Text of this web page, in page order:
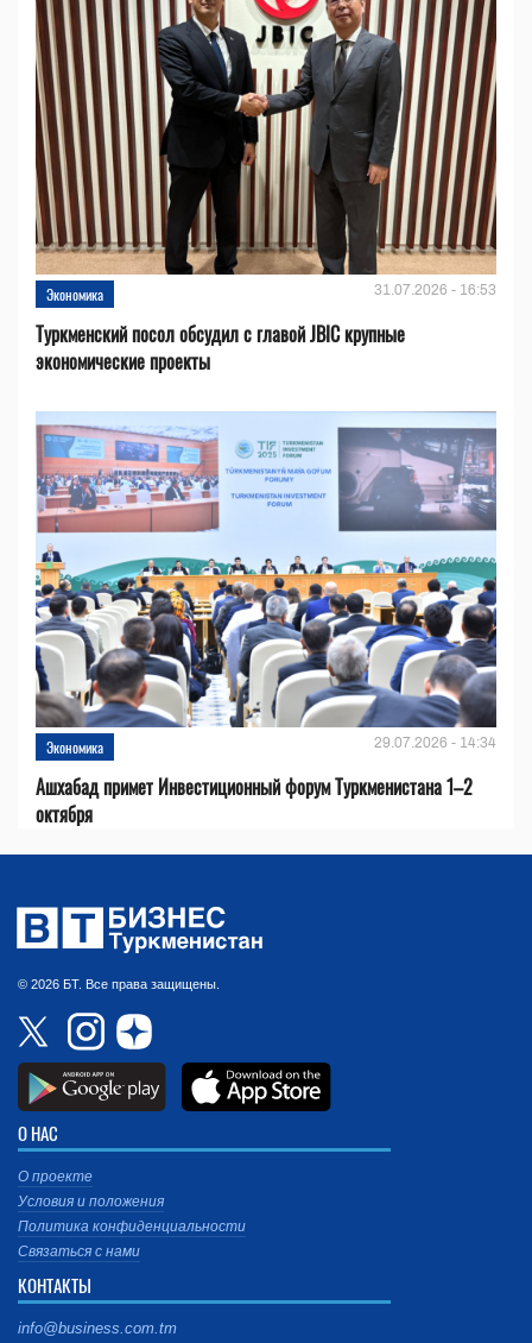
Экономика 31.07.2026 - 16:53
Туркменский посол обсудил с главой JBIC крупные
экономические проекты
Экономика 29.07.2026 - 14:34
Ашхабад примет Инвестиционный форум Туркменистана 1–2
октября
© 2026 БТ. Все права защищены.
О НАС
О проекте
Условия и положения
Политика конфиденциальности
Связаться с нами
КОНТАКТЫ
info@business.com.tm